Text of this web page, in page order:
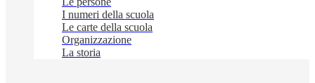
I numeri della scuola
Le carte della scuola
Organizzazione
La storia